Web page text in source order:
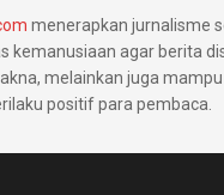
menerapkan jurnalisme
kemanusiaan agar berita
melainkan juga
positif para pembaca.